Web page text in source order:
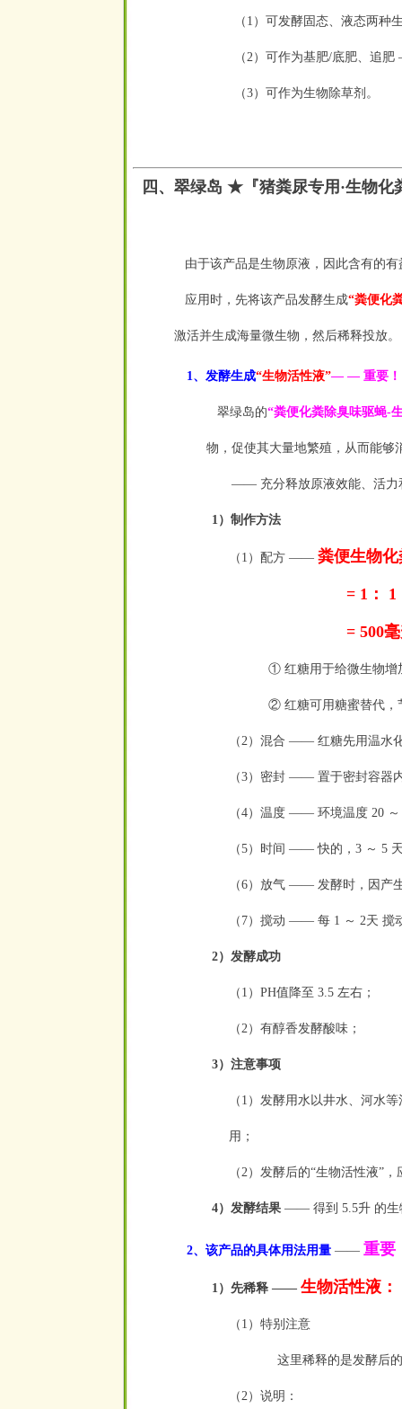
（1）可发酵固态、液态两种
（2）可作为基肥/底肥、追
（3）可作为生物除草剂。
四、翠绿岛 ★『猪粪尿专用·生物化
由于该产品是生物原液，因此含有的
应用时，先将该产品发酵生成“粪便化
激活并生成海量微生物，然后稀释投放。
1、发酵生成“生物活性液”— — 重要！
翠绿岛的“粪便化粪除臭味驱蝇-
物，促使其大量地繁殖，从而能够
—— 充分释放原液效能、活力和
1）制作方法
（1）配方 —— 粪便生物
= 1： 1：
= 500毫升：
① 红糖用于给微生物增
② 红糖可用糖蜜替代，
（2）混合 —— 红糖先用温水
（3）密封 —— 置于密封容器
（4）温度 —— 环境温度 20
（5）时间 —— 快的，3 ～ 5
（6）放气 —— 发酵时，因产
（7）搅动 —— 每 1 ～ 2天 搅
2）发酵成功
（1）PH值降至 3.5 左右；
（2）有醇香发酵酸味；
3）注意事项
（1） 发酵用水以井水、河水
用；
（2）发酵后的“生物活性液”
4）发酵结果 —— 得到 5.5升 的生
2、该产品的具体用法用量 —— 重要
1）先稀释 —— 生物活性液
（1）特别注意
这里稀释的是发酵后的
（2）说明：